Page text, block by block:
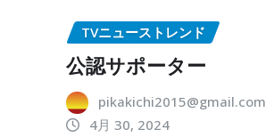
TVニューストレンド
公認サポーター
pikakichi2015@gmail.com
4月 30, 2024